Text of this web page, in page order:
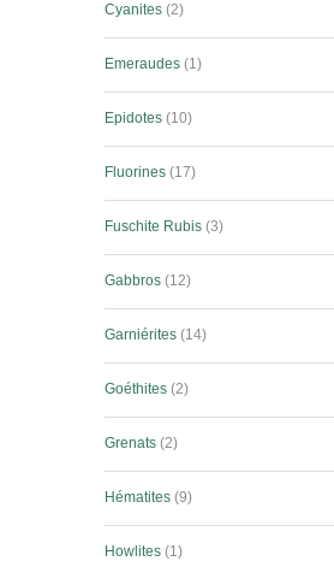
Cyanites 2
Emeraudes 1
Epidotes 10
Fluorines 17
Fuschite Rubis 3
Gabbros 12
Garniérites 14
Goéthites 2
Grenats 2
Hématites 9
Howlites 1